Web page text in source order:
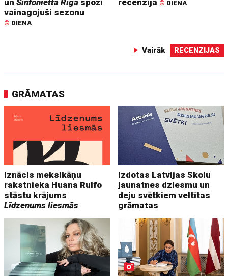
unSinfonietta Rīga spoži
vainagojuši sezonu
© DIENA
recenzija © DIENA
Vairāk RECENZIJAS
GRĀMATAS
Iznācis meksikāņu
rakstnieka Huana Rulfo
stāstu krājums
Līdzenums liesmās
Izdotas Latvijas Skolu
jaunatnes dziesmu un
deju svētkiem veltītas
grāmatas